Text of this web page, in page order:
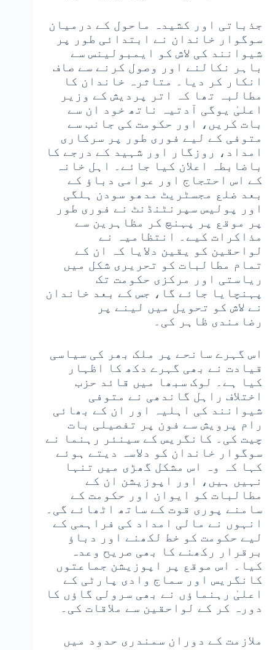
جذباتی اور کشیدہ ماحول کے درمیان
سوگوار خاندان نے ابتدائی طور پر
شیوانند کی لاش کو ایمبولینس سے
باہر نکالنے اور وصول کرنے سے صاف
انکار کر دیا۔ متاثرہ خاندان کا
مطالبہ تھا کہ اتر پردیش کے وزیر
اعلیٰ یوگی آدتیہ ناتھ خود ان سے
بات کریں، اور حکومت کی جانب سے
متوفی کے لیے فوری طور پر سرکاری
امداد، روزگار اور شہید کے درجے کا
باضابطہ اعلان کیا جائے۔ اہل خانہ
کے اس احتجاج اور عوامی دباؤ کے
بعد ضلع مجسٹریٹ مدھو سودن ہلگی
اور پولیس سپرنٹنڈنٹ نے فوری طور
پر موقع پر پہنچ کر مظاہرین سے
مذاکرات کیے۔ انتظامیہ نے
لواحقین کو یقین دلایا کہ ان کے
تمام مطالبات کو تحریری شکل میں
ریاستی اور مرکزی حکومت تک
پہنچایا جائے گا، جس کے بعد خاندان
نے لاش کو تحویل میں لینے پر
رضامندی ظاہر کی۔
اس گہرے سانحے پر ملک بھر کی سیاسی
قیادت نے بھی گہرے دکھ کا اظہار
کیا ہے۔ لوک سبھا میں قائد حزب
اختلاف راہل گاندھی نے متوفی
شیوانند کی اہلیہ اور ان کے بھائی
رام پرویش سے فون پر تفصیلی بات
چیت کی۔ کانگریس کے سینئر رہنما نے
سوگوار خاندان کو دلاسہ دیتے ہوئے
کہا کہ وہ اس مشکل گھڑی میں تنہا
نہیں ہیں، اور اپوزیشن ان کے
مطالبات کو ایوان اور حکومت کے
سامنے پوری قوت کے ساتھ اٹھائے گی۔
انہوں نے مالی امداد کی فراہمی کے
لیے حکومت کو خط لکھنے اور دباؤ
برقرار رکھنے کا بھی صریح وعدہ
کیا۔ اس موقع پر اپوزیشن جماعتوں
کانگریس اور سماج وادی پارٹی کے
اعلیٰ رہنماؤں نے بھی سرولی گاؤں کا
دورہ کر کے لواحقین سے ملاقات کی۔
ملازمت کے دوران سمندری حدود میں